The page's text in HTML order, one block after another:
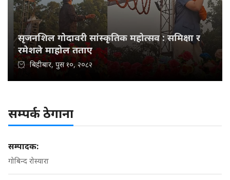
सृजनशिल गोदावरी सांस्कृतिक महोत्सव : समिक्षा र
रमेशले माहोल तताए
बिहीबार, पुस १०, २०८२
सम्पर्क ठेगाना
सम्पादक:
गोबिन्द रोस्यारा